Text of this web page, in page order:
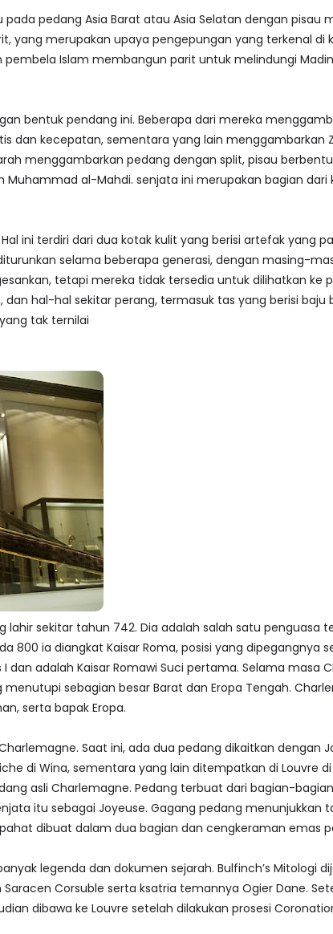
pedang Asia Barat atau Asia Selatan dengan pisau
yang merupakan upaya pengepungan yang terkenal
pembela Islam membangun parit untuk melindungi
bentuk pendang ini. Beberapa dari mereka
dan kecepatan, sementara yang lain menggambarkan
menggambarkan pedang dengan split, pisau
al-Mahdi. senjata ini merupakan bagian
ini terdiri dari dua kotak kulit yang berisi artefak yang
selama beberapa generasi, dengan masing-
tetapi mereka tidak tersedia untuk dilihatkan ke
hal-hal sekitar perang, termasuk tas yang berisi baju
tak ternilai
lahir sekitar tahun 742. Dia adalah salah satu penguasa
800 ia diangkat Kaisar Roma, posisi yang dipegangnya
I dan adalah Kaisar Romawi Suci pertama. Selama masa
menutupi sebagian besar Barat dan Eropa Tengah.
serta bapak Eropa.
Saat ini, ada dua pedang dikaitkan dengan
di Wina, sementara yang lain ditempatkan di Louvre di
asli Charlemagne. Pedang terbuat dari bagian-
itu sebagai Joyeuse. Gagang pedang menunjukkan
dibuat dalam dua bagian dan cengkeraman emas
legenda dan dokumen sejarah. Bulfinch’s Mitologi
Corsuble serta ksatria temannya Ogier Dane.
dibawa ke Louvre setelah dilakukan prosesi